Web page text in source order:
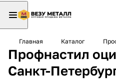
Главная Каталог
Профнастил
Санкт-